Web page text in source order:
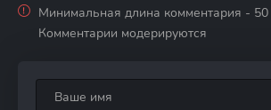
Минимальная длина комментария - 50
Комментарии модерируются